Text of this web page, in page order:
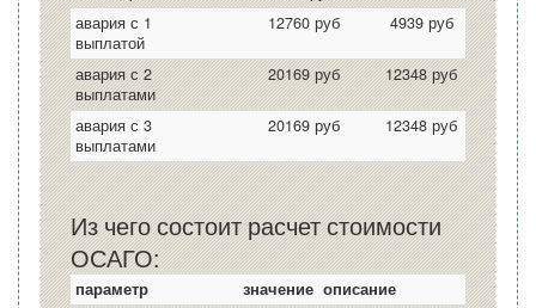
авария с 1
выплатой
12760 руб 4939 руб
авария с 2
выплатами
20169 руб 12348 руб
авария с 3
выплатами
20169 руб 12348 руб
Из чего состоит расчет стоимости
ОСАГО:
параметр значение описание